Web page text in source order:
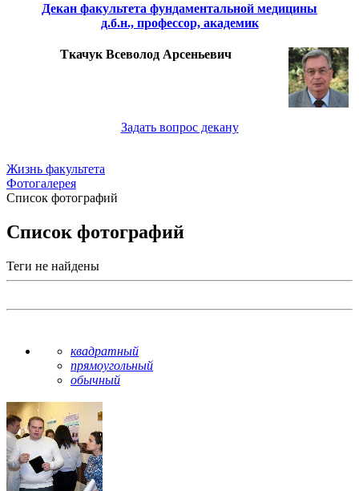
Декан факультета фундаментальной медицины
д.б.н., профессор, академик
Ткачук Всеволод Арсеньевич
Задать вопрос декану
Жизнь факультета
Фотогалерея
Список фотографий
Список фотографий
Теги не найдены
квадратный
прямоугольный
обычный